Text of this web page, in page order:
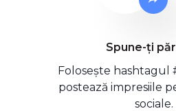
Spune-ți
Folosește hashtagul
postează impresiile
sociale.